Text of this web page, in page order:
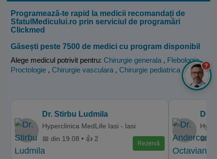
Programează-te rapid la medicii recomandați de
SfatulMedicului.ro prin serviciul de programări
Clickmed
Găsești peste 7500 de medici cu program disponibil
Alege medicul potrivit pentru: Chirurgie generala , Flebologie,
Proctologie , Chirurgie vasculara , Chirurgie pediatrica .
Dr. Stirbu Ludmila
Hyperclinica MedLife Iasi - Iasi
📅 din 19.08 • 👍 2
Rezervă
Dr.
📅
?